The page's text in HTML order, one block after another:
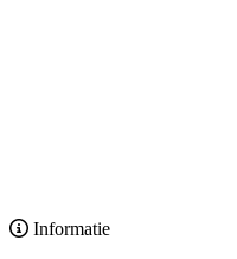
Informatie